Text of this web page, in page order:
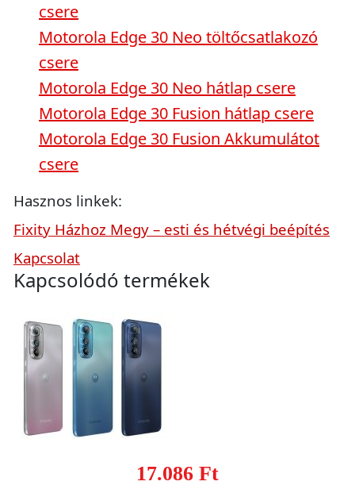
csere
Motorola Edge 30 Neo töltőcsatlakozó
csere
Motorola Edge 30 Neo hátlap csere
Motorola Edge 30 Fusion hátlap csere
Motorola Edge 30 Fusion Akkumulátot
csere
Hasznos linkek:
Fixity Házhoz Megy – esti és hétvégi beépítés
Kapcsolat
Kapcsolódó termékek
17.086 Ft